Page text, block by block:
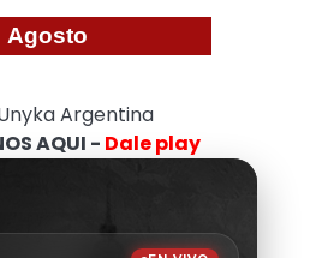
Agosto
Argentina
AQUI - Dale play